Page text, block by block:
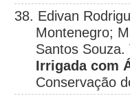
38. Edivan
Montenegro;
Santos Souza.
Irrigada com
Conservação